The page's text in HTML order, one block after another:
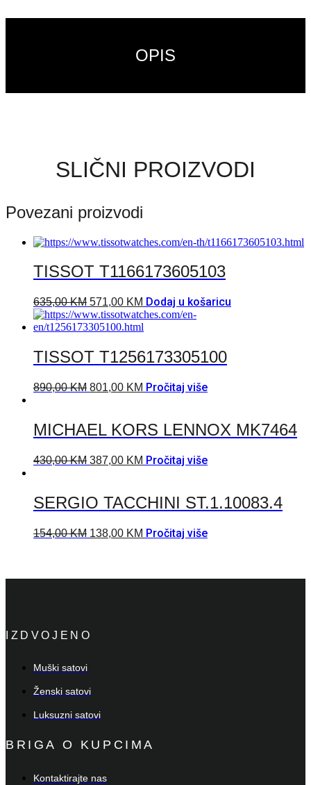
OPIS
SLIČNI PROIZVODI
Povezani proizvodi
TISSOT T1166173605103
635,00KM 571,00 KM Dodaj u košaricu
TISSOT T1256173305100
890,00KM 801,00 KM Pročitaj više
MICHAEL KORS LENNOX MK7464
430,00KM 387,00 KM Pročitaj više
SERGIO TACCHINI ST.1.10083.4
154,00KM 138,00 KM Pročitaj više
IZDVOJENO
Muški satovi
Ženski satovi
Luksuzni satovi
BRIGA O KUPCIMA
Kontaktirajte nas